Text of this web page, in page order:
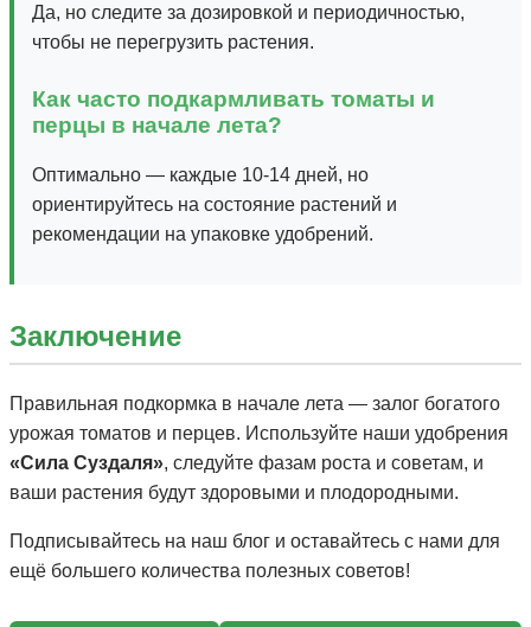
Да, но следите за дозировкой и периодичностью,
чтобы не перегрузить растения.
Как часто подкармливать томаты и
перцы в начале лета?
Оптимально — каждые 10-14 дней, но
ориентируйтесь на состояние растений и
рекомендации на упаковке удобрений.
Заключение
Правильная подкормка в начале лета — залог богатого
урожая томатов и перцев. Используйте наши удобрения
«Сила Суздаля», следуйте фазам роста и советам, и
ваши растения будут здоровыми и плодородными.
Подписывайтесь на наш блог и оставайтесь с нами для
ещё большего количества полезных советов!